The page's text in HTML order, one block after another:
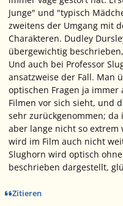
Junge" und "typisch
zweitens der Umgang mit
Charakteren. Dudley
übergewichtig
Und auch bei Professor
ansatzweise der Fall. Man
optischen Fragen ja
Filmen vor sich sieht, und
sehr zurückgenommen;
aber lange nicht so extrem
wird im Film auch nicht
Slughorn wird optisch
beschrieben dargestellt,
Zitieren